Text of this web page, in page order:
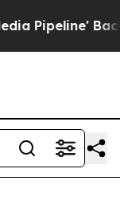
Backfires